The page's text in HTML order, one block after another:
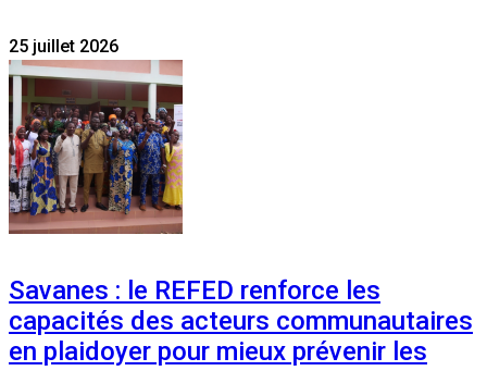
25 juillet 2026
Savanes : le REFED renforce les
capacités des acteurs communautaires
en plaidoyer pour mieux prévenir les